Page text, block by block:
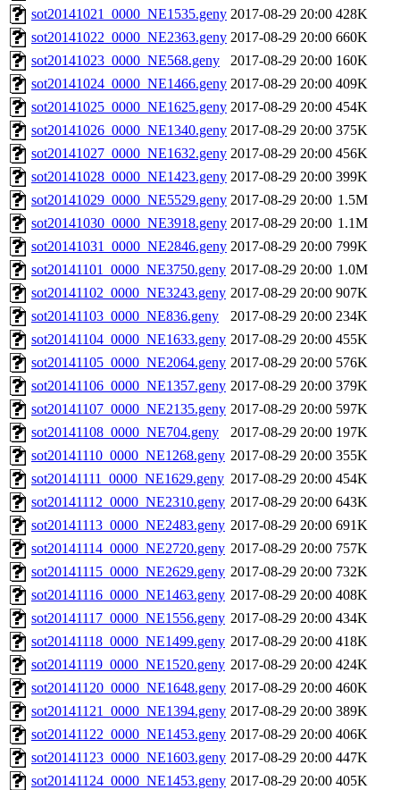
sot20141021_0000_NE1535.geny 2017-08-29 20:00 428K
sot20141022_0000_NE2363.geny 2017-08-29 20:00 660K
sot20141023_0000_NE568.geny
2017-08-29 20:00 160K
sot20141024_0000_NE1466.geny 2017-08-29 20:00 409K
sot20141025_0000_NE1625.geny 2017-08-29 20:00 454K
sot20141026_0000_NE1340.geny 2017-08-29 20:00 375K
sot20141027_0000_NE1632.geny 2017-08-29 20:00 456K
sot20141028_0000_NE1423.geny 2017-08-29 20:00 399K
sot20141029_0000_NE5529.geny 2017-08-29 20:00 1.5M
sot20141030_0000_NE3918.geny 2017-08-29 20:00 1.1M
sot20141031_0000_NE2846.geny 2017-08-29 20:00 799K
sot20141101_0000_NE3750.geny 2017-08-29 20:00 1.0M
sot20141102_0000_NE3243.geny 2017-08-29 20:00 907K
sot20141103_0000_NE836.geny
2017-08-29 20:00 234K
sot20141104_0000_NE1633.geny 2017-08-29 20:00 455K
sot20141105_0000_NE2064.geny 2017-08-29 20:00 576K
sot20141106_0000_NE1357.geny 2017-08-29 20:00 379K
sot20141107_0000_NE2135.geny 2017-08-29 20:00 597K
sot20141108_0000_NE704.geny
2017-08-29 20:00 197K
sot20141110_0000_NE1268.geny 2017-08-29 20:00 355K
sot20141111_0000_NE1629.geny 2017-08-29 20:00 454K
sot20141112_0000_NE2310.geny 2017-08-29 20:00 643K
sot20141113_0000_NE2483.geny 2017-08-29 20:00 691K
sot20141114_0000_NE2720.geny 2017-08-29 20:00 757K
sot20141115_0000_NE2629.geny 2017-08-29 20:00 732K
sot20141116_0000_NE1463.geny 2017-08-29 20:00 408K
sot20141117_0000_NE1556.geny 2017-08-29 20:00 434K
sot20141118_0000_NE1499.geny 2017-08-29 20:00 418K
sot20141119_0000_NE1520.geny 2017-08-29 20:00 424K
sot20141120_0000_NE1648.geny 2017-08-29 20:00 460K
sot20141121_0000_NE1394.geny 2017-08-29 20:00 389K
sot20141122_0000_NE1453.geny 2017-08-29 20:00 406K
sot20141123_0000_NE1603.geny 2017-08-29 20:00 447K
sot20141124_0000_NE1453.geny 2017-08-29 20:00 405K